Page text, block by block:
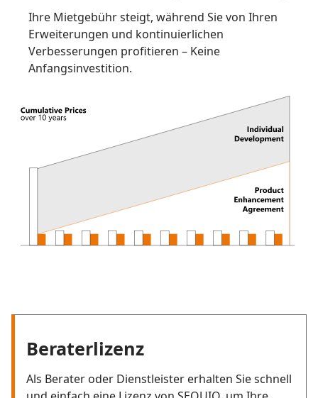
Ihre Mietgebühr steigt, während Sie von Ihren
Erweiterungen und kontinuierlichen
Verbesserungen profitieren – Keine
Anfangsinvestition.
Beraterlizenz
Als Berater oder Dienstleister erhalten Sie schnell